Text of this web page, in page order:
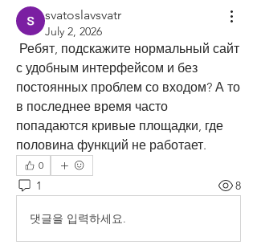
svatoslavsvatr
July 2, 2026
Ребят, подскажите нормальный сайт
с удобным интерфейсом и без
постоянных проблем со входом? А то
в последнее время часто
попадаются кривые площадки, где
половина функций не работает.
0
1 8
댓글을 입력하세요.